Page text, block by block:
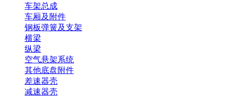
车架总成
车厢及附件
钢板弹簧及支架
横梁
纵梁
空气悬架系统
其他底盘附件
差速器壳
减速器壳